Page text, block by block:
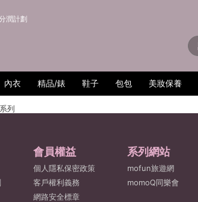
潤計劃
內衣 精品/錶 鞋子 包包 美妝保養
列
會員權益
個人隱私保密政策
客戶權利義務
網路安全標章
系列網站
mofun旅遊網
momoQ同樂會